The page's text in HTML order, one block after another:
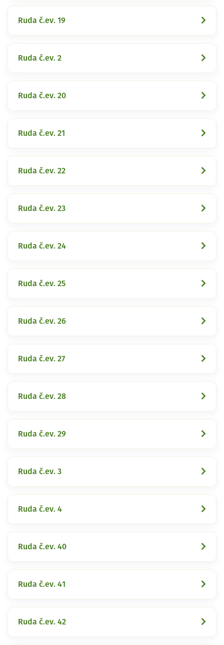
Ruda č.ev. 19
Ruda č.ev. 2
Ruda č.ev. 20
Ruda č.ev. 21
Ruda č.ev. 22
Ruda č.ev. 23
Ruda č.ev. 24
Ruda č.ev. 25
Ruda č.ev. 26
Ruda č.ev. 27
Ruda č.ev. 28
Ruda č.ev. 29
Ruda č.ev. 3
Ruda č.ev. 4
Ruda č.ev. 40
Ruda č.ev. 41
Ruda č.ev. 42